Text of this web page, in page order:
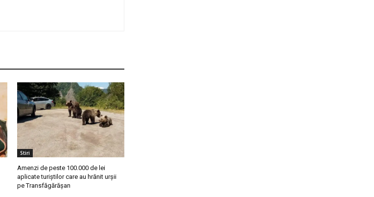
Stiri
Amenzi de peste 100.000 de lei
aplicate turiștilor care au hrănit urșii
pe Transfăgărășan